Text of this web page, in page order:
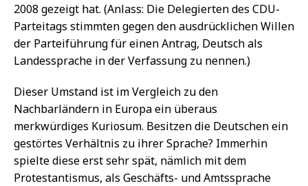
2008 gezeigt hat. (Anlass: Die Delegierten des CDU-
Parteitags stimmten gegen den ausdrücklichen Willen
der Parteiführung für einen Antrag, Deutsch als
Landessprache in der Verfassung zu nennen.)
Dieser Umstand ist im Vergleich zu den
Nachbarländern in Europa ein überaus
merkwürdiges Kuriosum. Besitzen die Deutschen ein
gestörtes Verhältnis zu ihrer Sprache? Immerhin
spielte diese erst sehr spät, nämlich mit dem
Protestantismus, als Geschäfts- und Amtssprache